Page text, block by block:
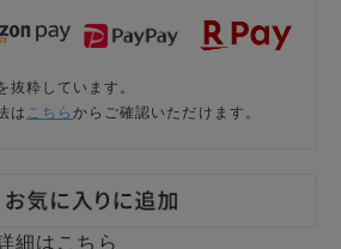
抜粋しています。
は こちら からご確認いただけます。
細はこちら